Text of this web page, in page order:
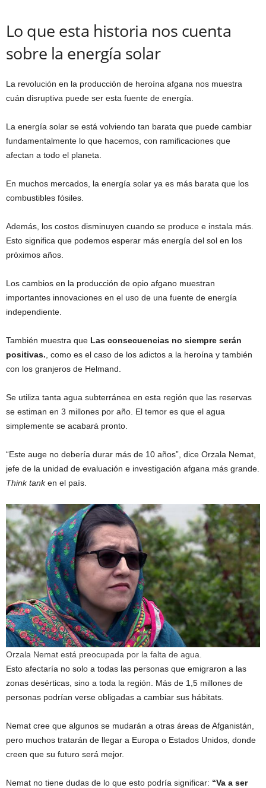
Lo que esta historia nos cuenta
sobre la energía solar
La revolución en la producción de heroína afgana nos muestra
cuán disruptiva puede ser esta fuente de energía.
La energía solar se está volviendo tan barata que puede cambiar
fundamentalmente lo que hacemos, con ramificaciones que
afectan a todo el planeta.
En muchos mercados, la energía solar ya es más barata que los
combustibles fósiles.
Además, los costos disminuyen cuando se produce e instala más.
Esto significa que podemos esperar más energía del sol en los
próximos años.
Los cambios en la producción de opio afgano muestran
importantes innovaciones en el uso de una fuente de energía
independiente.
También muestra que Las consecuencias no siempre serán
positivas. , como es el caso de los adictos a la heroína y también
con los granjeros de Helmand.
Se utiliza tanta agua subterránea en esta región que las reservas
se estiman en 3 millones por año. El temor es que el agua
simplemente se acabará pronto.
“Este auge no debería durar más de 10 años”, dice Orzala Nemat,
jefe de la unidad de evaluación e investigación afgana más grande.
Think tanken el país.
Orzala Nemat está preocupada por la falta de agua.
Esto afectaría no solo a todas las personas que emigraron a las
zonas desérticas, sino a toda la región. Más de 1,5 millones de
personas podrían verse obligadas a cambiar sus hábitats.
Nemat cree que algunos se mudarán a otras áreas de Afganistán,
pero muchos tratarán de llegar a Europa o Estados Unidos, donde
creen que su futuro será mejor.
Nemat no tiene dudas de lo que esto podría significar: “Va a ser